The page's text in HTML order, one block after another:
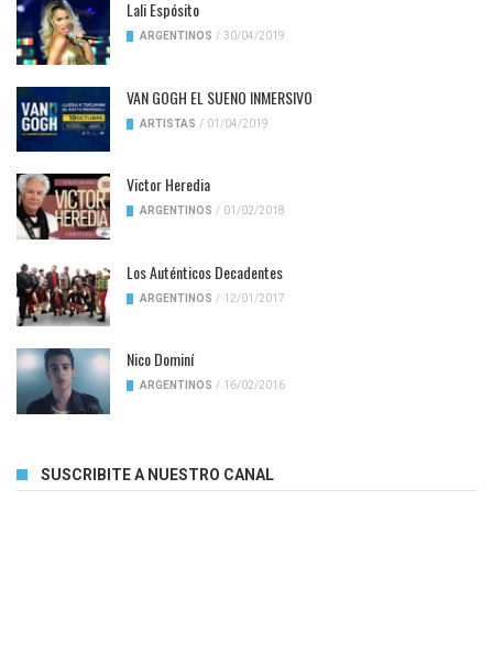
Lali Espósito
ARGENTINOS / 30/04/2019
VAN GOGH EL SUENO INMERSIVO
ARTISTAS / 01/04/2019
Victor Heredia
ARGENTINOS / 01/02/2018
Los Auténticos Decadentes
ARGENTINOS / 12/01/2017
Nico Dominí
ARGENTINOS / 16/02/2016
SUSCRIBITE A NUESTRO CANAL